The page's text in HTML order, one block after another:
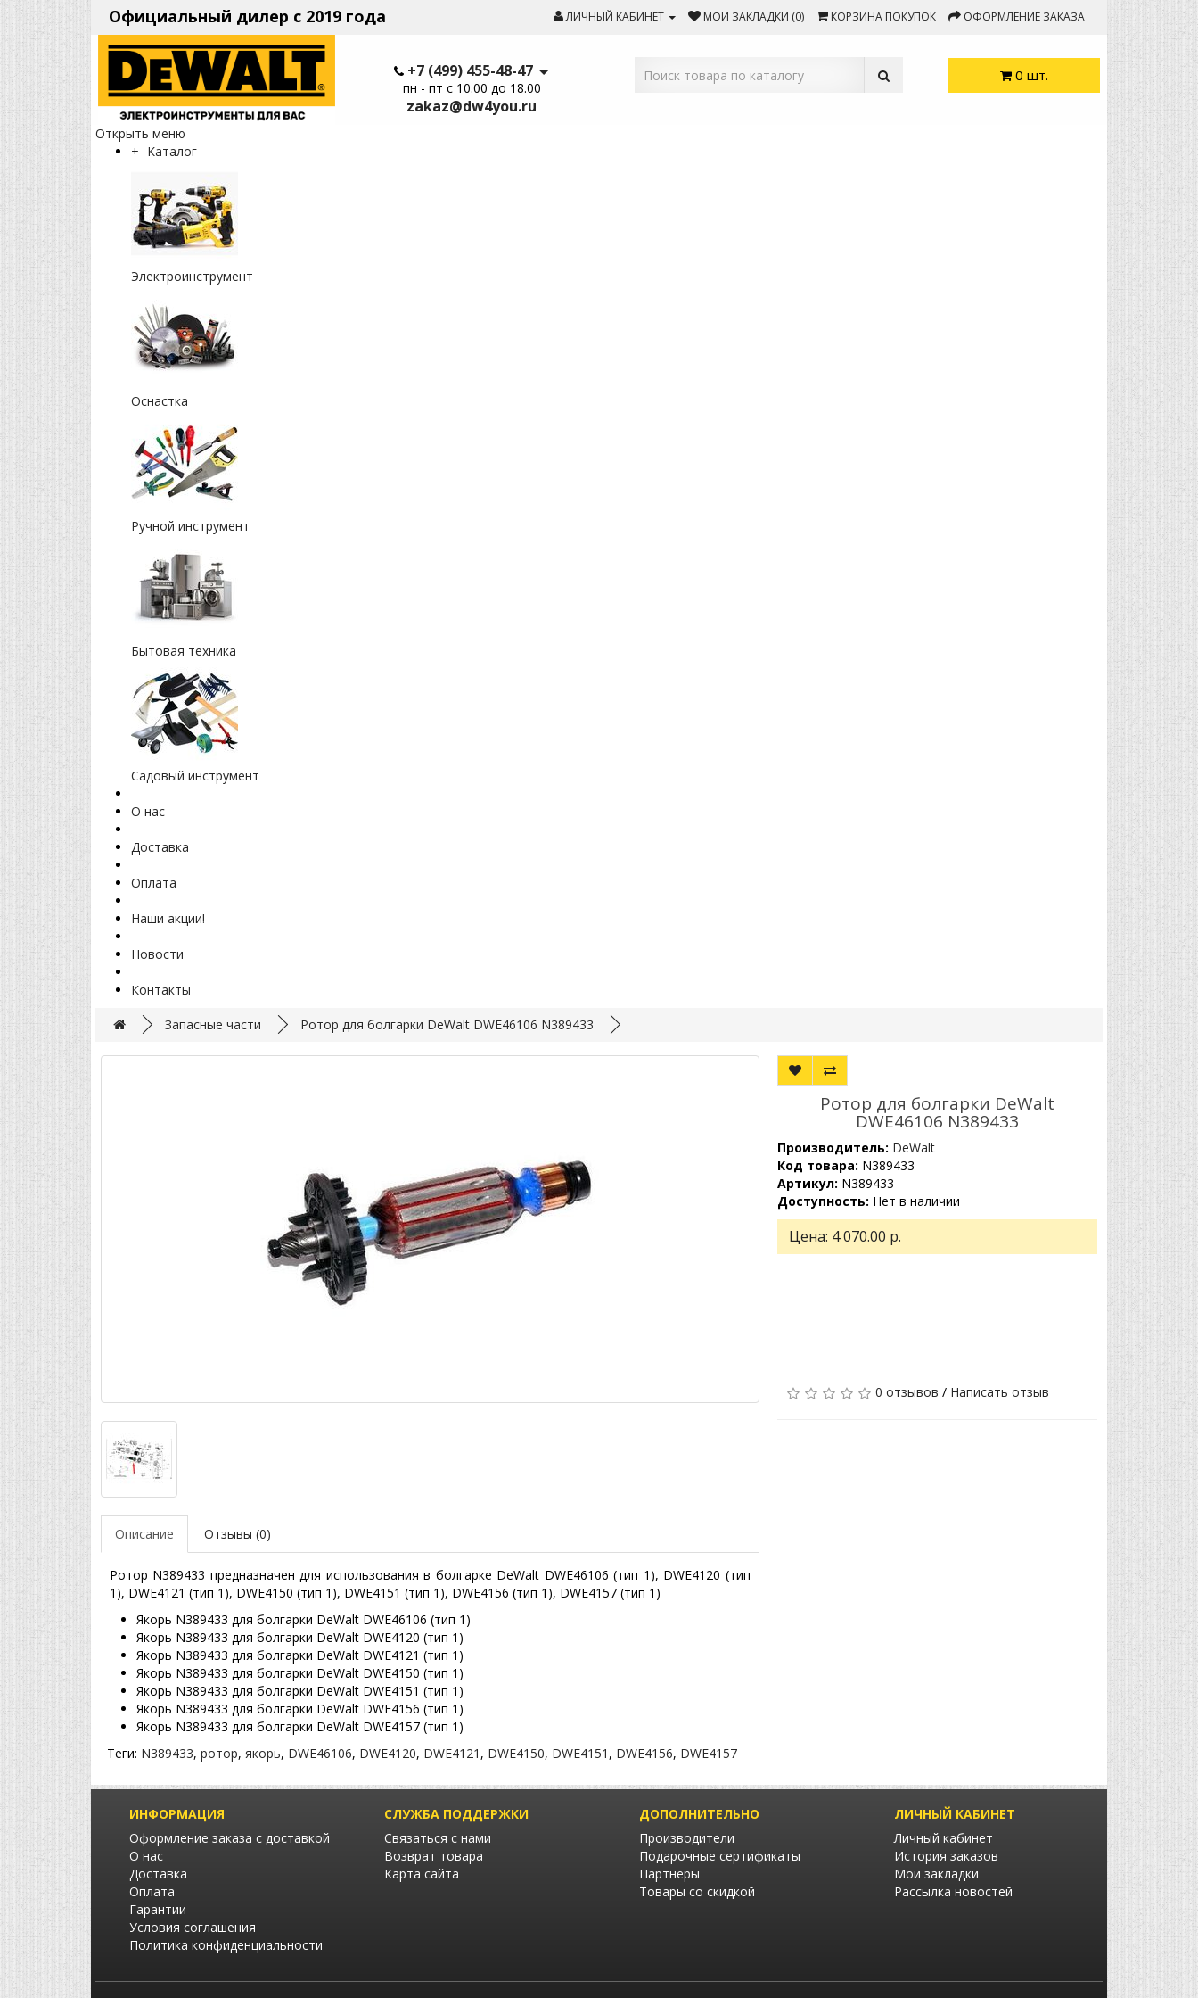
Официальный дилер с 2019 года ЛИЧНЫЙ КАБИНЕТ МОИ ЗАКЛАДКИ (0) КОРЗИНА ПОКУПОК ОФОРМЛЕНИЕ ЗАКАЗА
+7 (499) 455-48-47
пн - пт с 10.00 до 18.00
zakaz@dw4you.ru
0 шт.
Открыть меню
+- Каталог
Электроинструмент
Оснастка
Ручной инструмент
Бытовая техника
Садовый инструмент
О нас
Доставка
Оплата
Наши акции!
Новости
Контакты
Запасные части Ротор для болгарки DeWalt DWE46106 N389433
Описание Отзывы (0)
Ротор N389433 предназначен для использования в болгарке DeWalt DWE46106 (тип 1), DWE4120 (тип
1), DWE4121 (тип 1), DWE4150 (тип 1), DWE4151 (тип 1), DWE4156 (тип 1), DWE4157 (тип 1)
Якорь N389433 для болгарки DeWalt DWE46106 (тип 1)
Якорь N389433 для болгарки DeWalt DWE4120 (тип 1)
Якорь N389433 для болгарки DeWalt DWE4121 (тип 1)
Якорь N389433 для болгарки DeWalt DWE4150 (тип 1)
Якорь N389433 для болгарки DeWalt DWE4151 (тип 1)
Якорь N389433 для болгарки DeWalt DWE4156 (тип 1)
Якорь N389433 для болгарки DeWalt DWE4157 (тип 1)
Ротор для болгарки DeWalt
DWE46106 N389433
Производитель: DeWalt
Код товара: N389433
Артикул: N389433
Доступность: Нет в наличии
Цена: 4 070.00 р.
0 отзывов / Написать отзыв
Теги: N389433, ротор, якорь, DWE46106, DWE4120, DWE4121 , DWE4150, DWE4151 , DWE4156, DWE4157
ИНФОРМАЦИЯ
Оформление заказа с доставкой
О нас
Доставка
Оплата
Гарантии
Условия соглашения
Политика конфиденциальности
СЛУЖБА ПОДДЕРЖКИ
Связаться с нами
Возврат товара
Карта сайта
ДОПОЛНИТЕЛЬНО
Производители
Подарочные сертификаты
Партнёры
Товары со скидкой
ЛИЧНЫЙ КАБИНЕТ
Личный кабинет
История заказов
Мои закладки
Рассылка новостей